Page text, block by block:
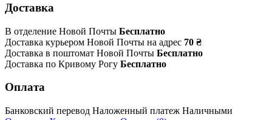
Доставка
В отделение Новой Почты Бесплатно
Доставка курьером Новой Почты на адрес 70 ₴
Доставка в поштомат Новой Почты Бесплатно
Доставка по Кривому Рогу Бесплатно
Оплата
Банковский перевод Наложенный платеж Наличными